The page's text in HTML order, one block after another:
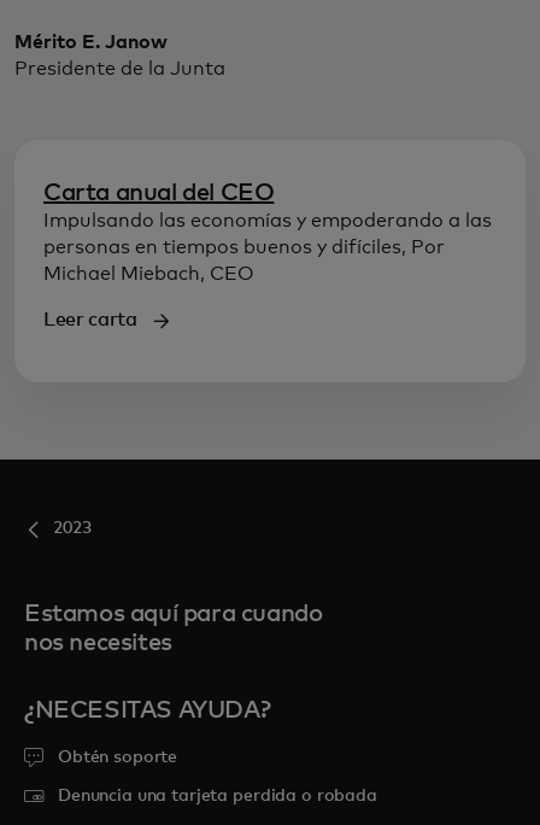
Mérito E. Janow
Presidente de la Junta
Carta anual del CEO
Impulsando las economías y empoderando a las
personas en tiempos buenos y difíciles, Por
Michael Miebach, CEO
Leer carta
2023
Estamos aquí para cuando
nos necesites
¿NECESITAS AYUDA?
Obtén soporte
Denuncia una tarjeta perdida o robada